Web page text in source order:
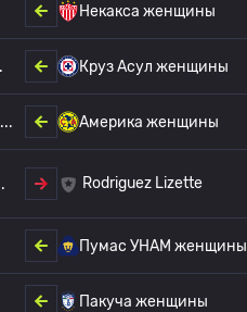
Некакса женщины
Круз Асул женщины
Америка женщины
Rodriguez Lizette
Пумас УНАМ женщины
Пакуча женщины